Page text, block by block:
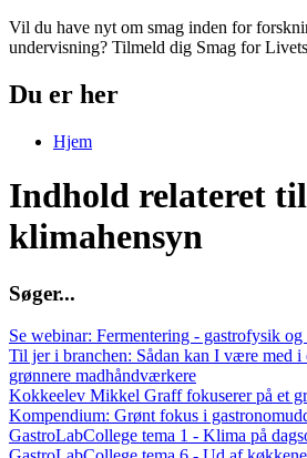
Vil du have nyt om smag inden for
undervisning? Tilmeld dig Smag for
Du er her
Hjem
Indhold relateret
klimahensyn
Søger...
Se webinar: Fermentering - gastrofysik
Til jer i branchen: Sådan kan I være med
grønnere madhåndværkere
Kokkeelev Mikkel Graff fokuserer på et
Kompendium: Grønt fokus i
GastroLabCollege tema 1 - Klima på